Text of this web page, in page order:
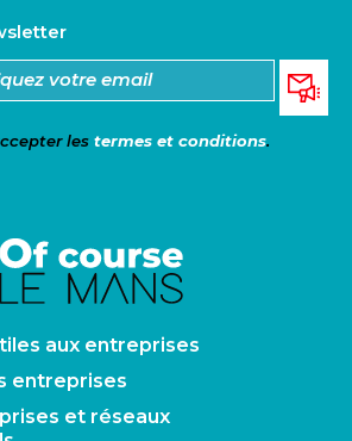
les termes et conditions.
aux entreprises
entreprises
et réseaux